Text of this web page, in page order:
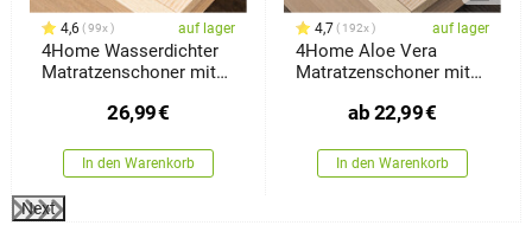
4,6 99x auf lager
4Home Wasserdichter
Matratzenschoner mit
26,99€
In den Warenkorb
4,7 192x auf lager
4Home Aloe Vera
Matratzenschoner mit
ab 22,99€
In den Warenkorb
Next